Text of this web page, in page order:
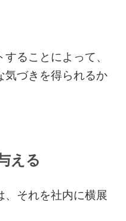
ることによって、
気づきを得られるか
える
、それを社内に横展